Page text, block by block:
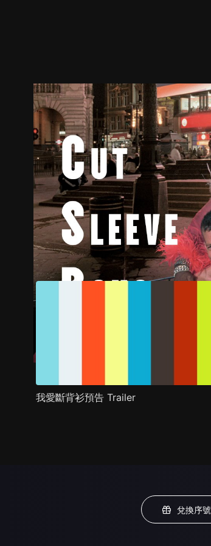
預告 劇照 推薦影片 劇情介紹
我愛斷背衫預告 Trailer
兌換序號